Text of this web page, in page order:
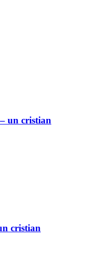
un cristian
cristian